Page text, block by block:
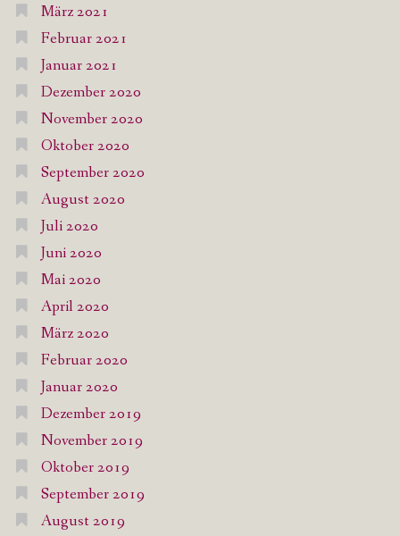
März 2021
Februar 2021
Januar 2021
Dezember 2020
November 2020
Oktober 2020
September 2020
August 2020
Juli 2020
Juni 2020
Mai 2020
April 2020
März 2020
Februar 2020
Januar 2020
Dezember 2019
November 2019
Oktober 2019
September 2019
August 2019